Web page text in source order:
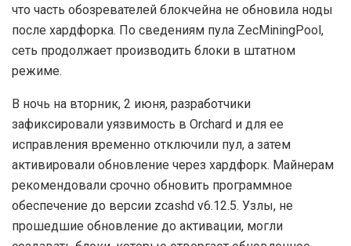
что часть обозревателей блокчейна не обновила ноды
после хардфорка. По сведениям пула ZecMiningPool,
сеть продолжает производить блоки в штатном
режиме.
В ночь на вторник, 2 июня, разработчики
зафиксировали уязвимость в Orchard и для ее
исправления временно отключили пул, а затем
активировали обновление через хардфорк. Майнерам
рекомендовали срочно обновить программное
обеспечение до версии zcashd v6.12.5. Узлы, не
прошедшие обновление до активации, могли